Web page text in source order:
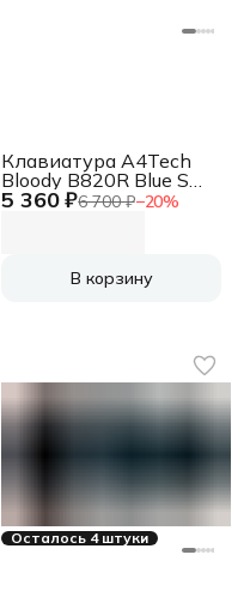
5 360 ₽6 700 ₽−20%
Клавиатура A4Tech
Bloody B820R Blue S
механическая черный
В корзину
Осталось 4 штуки